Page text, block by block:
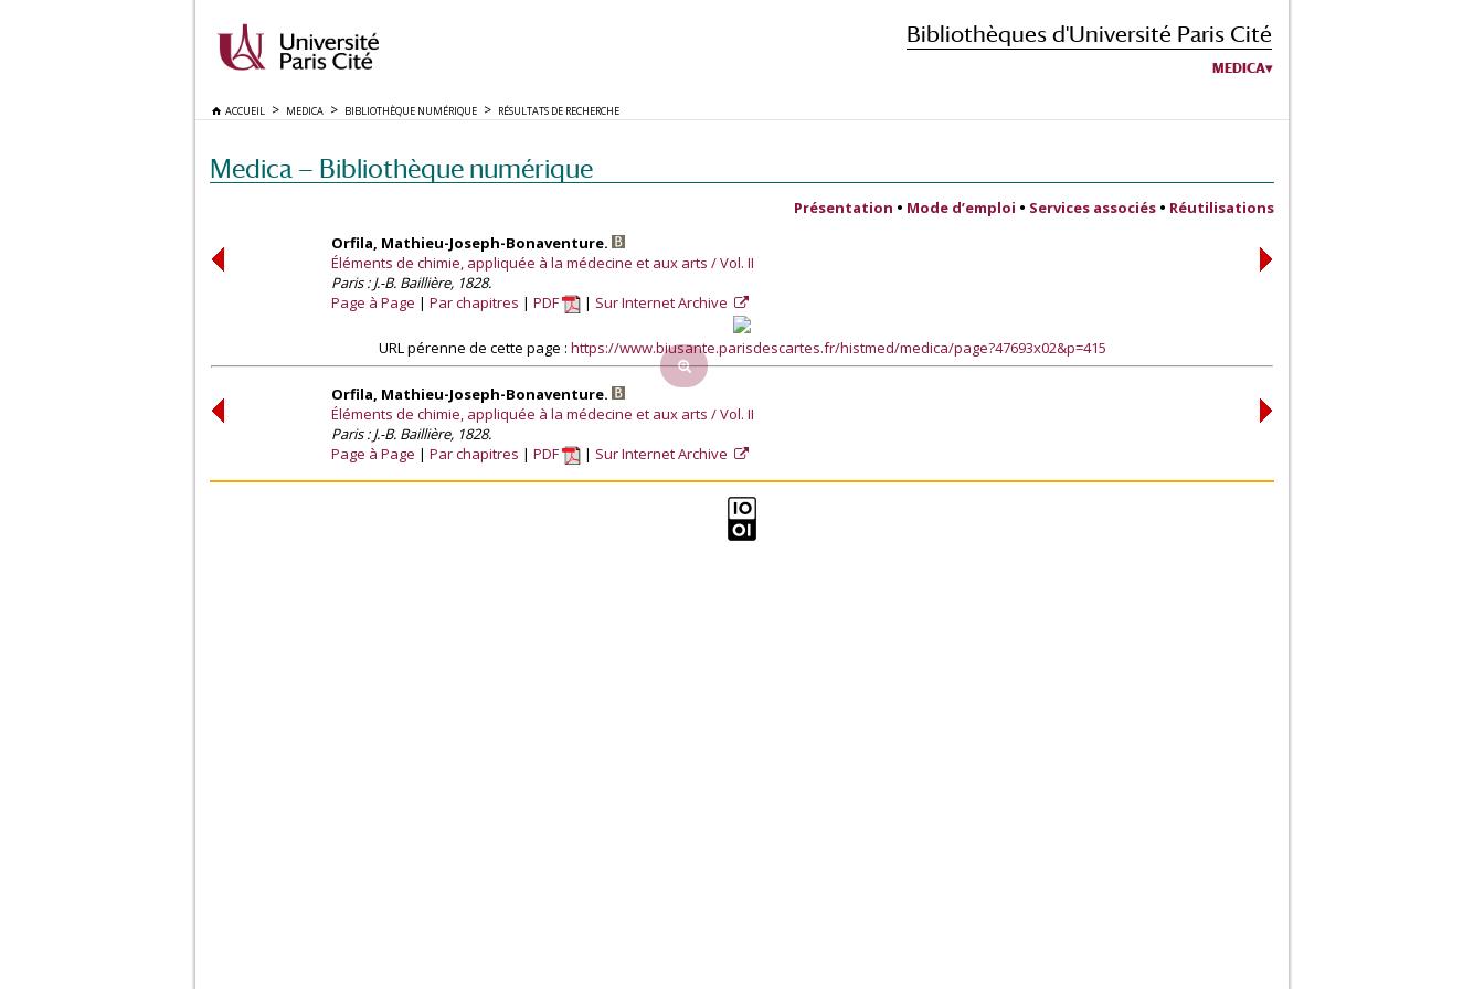
Bibliothèques d'Université Paris Cité
MEDICA
ACCUEIL MEDICA BIBLIOTHÈQUE NUMÉRIQUE RÉSULTATS DE RECHERCHE
Medica — Bibliothèque numérique
Présentation • Mode d’emploi • Services associés • Réutilisations
Orfila, Mathieu-Joseph-Bonaventure.
Éléments de chimie, appliquée à la médecine et aux arts / Vol. II
Paris : J.-B. Baillière, 1828.
Page à Page
Par chapitres PDF Sur Internet Archive
URL pérenne de cette page : https://www.biusante.parisdescartes.fr/histmed/medica/page?47693x02&p=415
Orfila, Mathieu-Joseph-Bonaventure.
Éléments de chimie, appliquée à la médecine et aux arts / Vol. II
Paris : J.-B. Baillière, 1828.
Page à Page
Par chapitres PDF Sur Internet Archive